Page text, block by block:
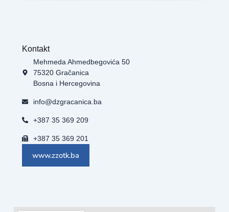
Kontakt
Mehmeda Ahmedbegovića 50
75320 Gračanica
Bosna i Hercegovina
info@dzgracanica.ba
+387 35 369 209
+387 35 369 201
www.zzotk.ba